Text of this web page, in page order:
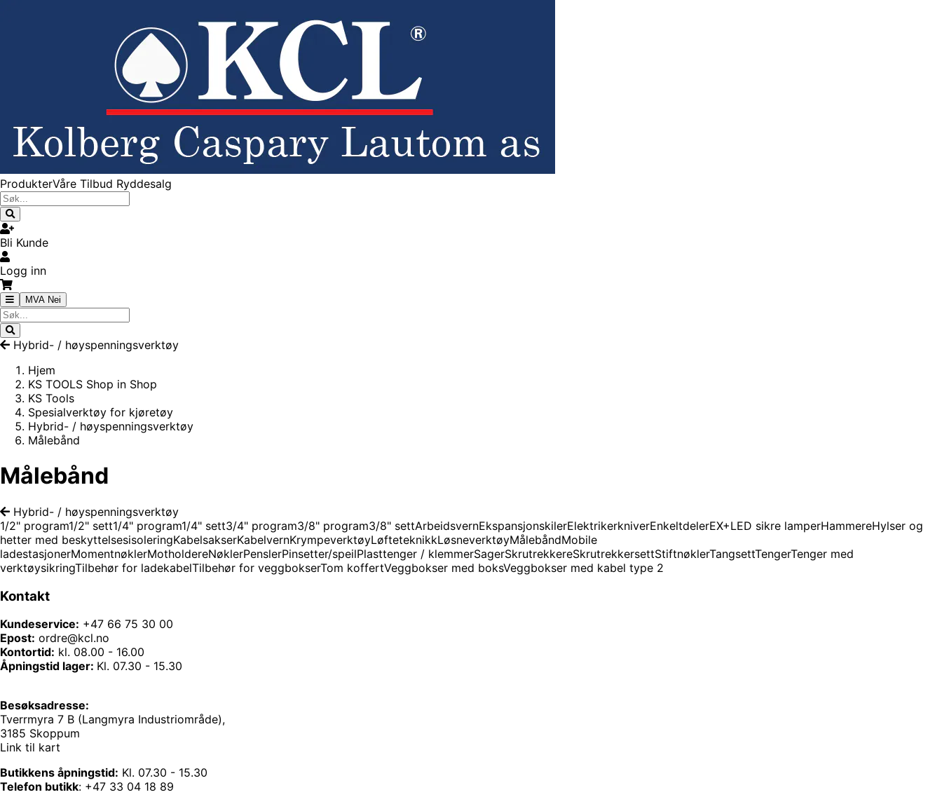
ProdukterVåre Tilbud Ryddesalg
Bli Kunde
Logg inn
MVA Nei
Hybrid- / høyspenningsverktøy
Hjem
KS TOOLS Shop in Shop
KS Tools
Spesialverktøy for kjøretøy
Hybrid- / høyspenningsverktøy
Målebånd
Målebånd
Hybrid- / høyspenningsverktøy
1/2" program1/2" sett1/4" program1/4" sett3/4" program3/8" program3/8" settArbeidsvernEkspansjonskilerElektrikerkniverEnkeltdelerEX+LED sikre lamperHammereHylser og
hetter med beskyttelsesisoleringKabelsakserKabelvernKrympeverktøyLøfteteknikkLøsneverktøyMålebåndMobile
ladestasjonerMomentnøklerMotholdereNøklerPenslerPinsetter/speilPlasttenger / klemmerSagerSkrutrekkereSkrutrekkersettStiftnøklerTangsettTengerTenger med
verktøysikringTilbehør for ladekabelTilbehør for veggbokserTom koffertVeggbokser med boksVeggbokser med kabel type 2
Kontakt
Kundeservice: +47 66 75 30 00
Epost: ordre@kcl.no
Kontortid: kl. 08.00 - 16.00
Åpningstid lager: Kl. 07.30 - 15.30
Besøksadresse:
Tverrmyra 7 B (Langmyra Industriområde),
3185 Skoppum
Link til kart
Butikkens åpningstid: Kl. 07.30 - 15.30
Telefon butikk: +47 33 04 18 89